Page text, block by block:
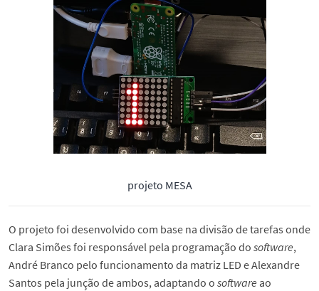
projeto MESA
O projeto foi desenvolvido com base na divisão de tarefas onde
Clara Simões foi responsável pela programação do software,
André Branco pelo funcionamento da matriz LED e Alexandre
Santos pela junção de ambos, adaptando o software ao